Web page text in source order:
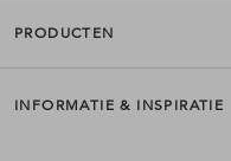
PRODUCTEN
INFORMATIE & INSPIRATIE